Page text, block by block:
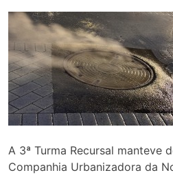
A 3ª Turma Recursal manteve
Companhia Urbanizadora da